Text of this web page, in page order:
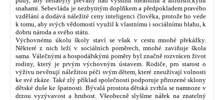
snahami. Sebevláda je nezbytným doplňkem a předpokladem pravého
vzdělání a dodává náležité ceny inteligenci člověka, protože ho vede
k tomu, aby svých vědomostí využil k vlastnímu i sociálnímu blahu, k
dobru národa a svého státu.
Výchovnému úkolu školy staví se však v cestu mnohé překážky.
Některé z nich leží v sociálních poměrech, mnohé zaviňuje škola
sama. Válečnými a hospodářskými poměry byl značně rozvrácen život
rodiny, který je prvým výchovným ústavem. Rodiče, pro starost o
výživu nevěnují náležitou péči svým dětem, které zneužívají volnosti
ke své zkáze. Také zlý příklad společnosti podporuje přirozené sklony
dětské duše ke špatnosti. Bývalá prostota dětská zvrhla se namnoze v
drzou vyzývavost a hrubost. Všeobecně slyšíme nářek na znatelný